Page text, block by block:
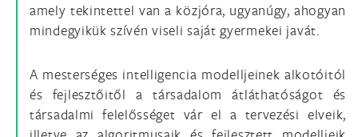
amely tekintettel van a közjóra, ugyanúgy, ahogyan
mindegyikük szívén viseli saját gyermekei javát.
A mesterséges intelligencia modelljeinek alkotóitól
és fejlesztőitől a társadalom átláthatóságot és
társadalmi felelősséget vár el a tervezési elveik,